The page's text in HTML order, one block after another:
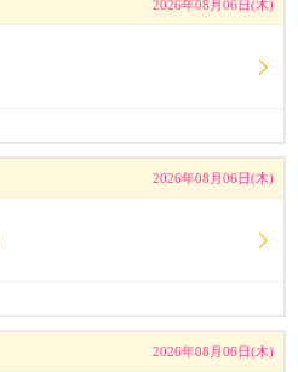
2026年08月06日(木)
2026年08月06日(木)
2026年08月06日(木)